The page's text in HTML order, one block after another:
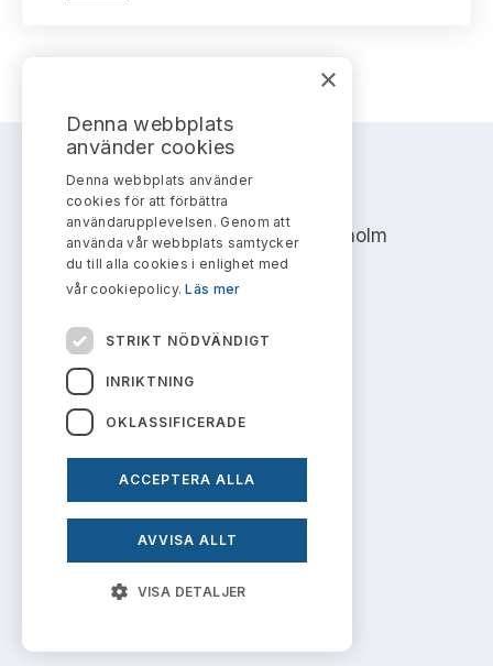
AKTIEMARKNADSNÄMNDEN
Address: Box 7354, 103 90 Stockholm
info@aktiemarknadsnamnden.se
Om innehållet
Om webbplatsen
Prenumerera på uttalanden
×
Denna webbplats
använder cookies
Denna webbplats använder
cookies för att förbättra
användarupplevelsen. Genom att
använda vår webbplats samtycker
du till alla cookies i enlighet med
vår cookiepolicy.Läs mer
STRIKT NÖDVÄNDIGT
INRIKTNING
OKLASSIFICERADE
ACCEPTERA ALLA
AVVISA ALLT
VISA DETALJER